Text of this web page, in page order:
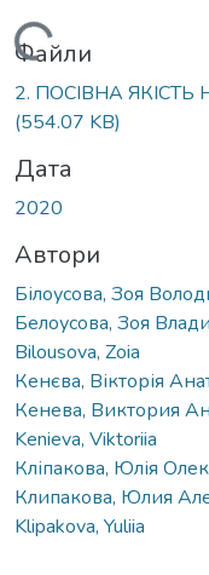
Файли
2. ПОСІВНА
(554.07 KB)
Дата
2020
Автори
Білоусова, Зоя
Белоусова, Зоя
Bilousova, Zoia
Кенєва, Вікторія
Кенева, Виктория
Kenieva, Viktoriia
Кліпакова, Юлія
Клипакова, Юлия
Klipakova, Yuliia